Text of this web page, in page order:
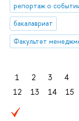
репортаж о
бакалавриат
1 2 3 4
12
13 14 15